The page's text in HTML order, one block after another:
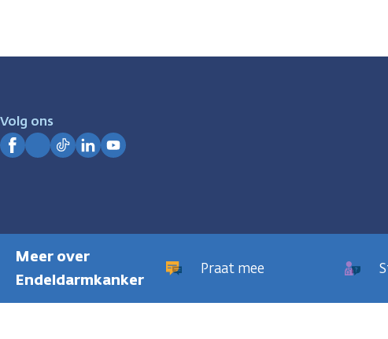
Meer over
Endeldarmkanker
Praat mee
Volg ons
PrivacyregelingCookiesDisclaimer
Huisregels